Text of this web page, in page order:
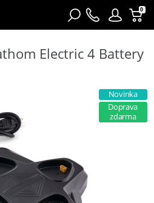
0
Electric 4 Battery
Novinka
Doprava
zdarma